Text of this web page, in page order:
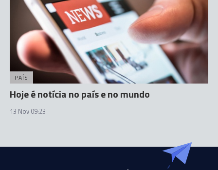
PAÍS
Hoje é notícia no país e no mundo
13 Nov 09:23